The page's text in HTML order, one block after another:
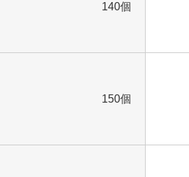
140個
150個